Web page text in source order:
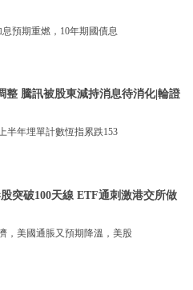
預期重燃，10年期國債息
整 騰訊被股東減持消息待消化|輪證
半年埋單計數恆指累跌153
突破100天線 ETF通刺激港交所做
，美國通脹又預期降溫，美股